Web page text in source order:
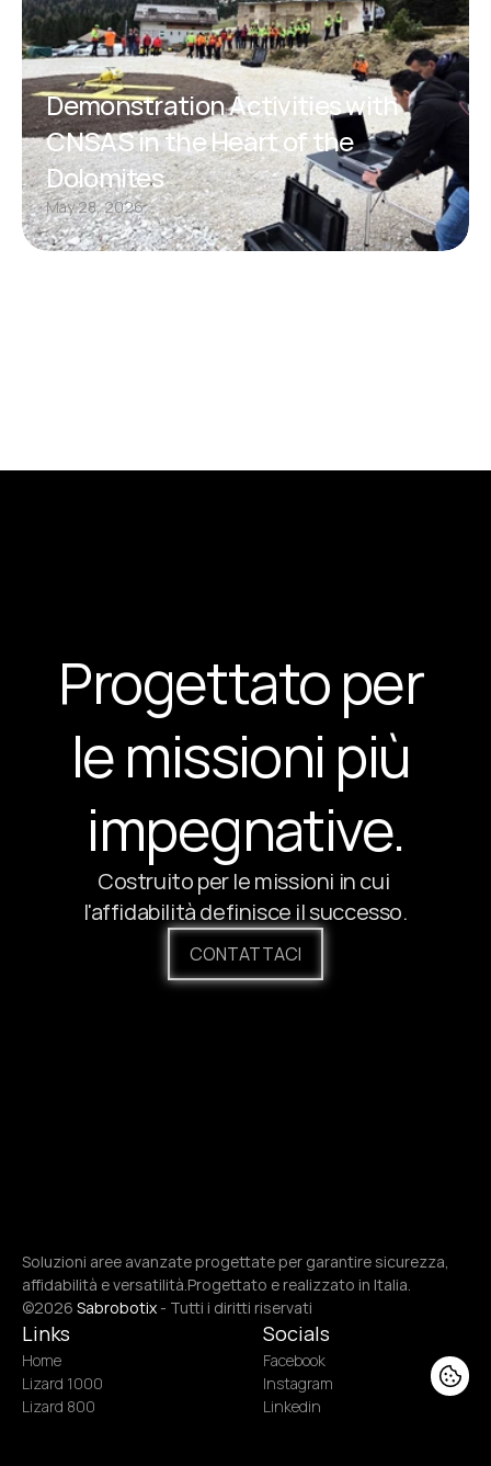
Demonstration Activities with
CNSAS in the Heart of the
Dolomites
May 28, 2026
Progettato per
le missioni più
impegnative.
Costruito per le missioni in cui
l'affidabilità definisce il successo.
CONTATTACI
Soluzioni aree avanzate progettate per garantire sicurezza,
affidabilità e versatilità.Progettato e realizzato in Italia.
©2026 Sabrobotix - Tutti i diritti riservati
Links
Home
Lizard 1000
Lizard 800
Socials
Facebook
Instagram
Linkedin